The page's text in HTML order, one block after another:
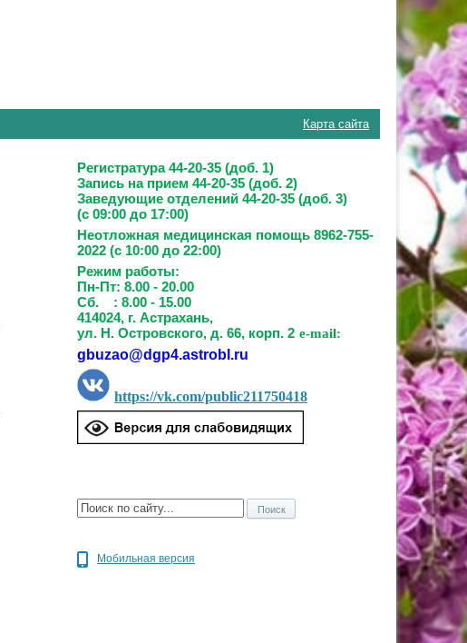
Карта сайта
Регистратура 44-20-35 (доб. 1)
Запись на прием 44-20-35 (доб. 2)
Заведующие отделений 44-20-35 (доб. 3)
(с 09:00 до 17:00)
Неотложная медицинская помощь 8962-755-
2022 (с 10:00 до 22:00)
Режим работы:
Пн-Пт: 8.00 - 20.00
Сб. : 8.00 - 15.00
414024, г. Астрахань,
ул. Н. Островского, д. 66, корп. 2 e-mail:
gbuzao@dgp4.astrobl.ru
https://vk.com/public211750418
Мобильная версия